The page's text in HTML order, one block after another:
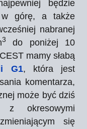
będzie
w górę, a także
nabranej
3
do poniżej 10
CEST mamy słabą
G1, która jest
komentarza,
może być dziś
z okresowymi
się